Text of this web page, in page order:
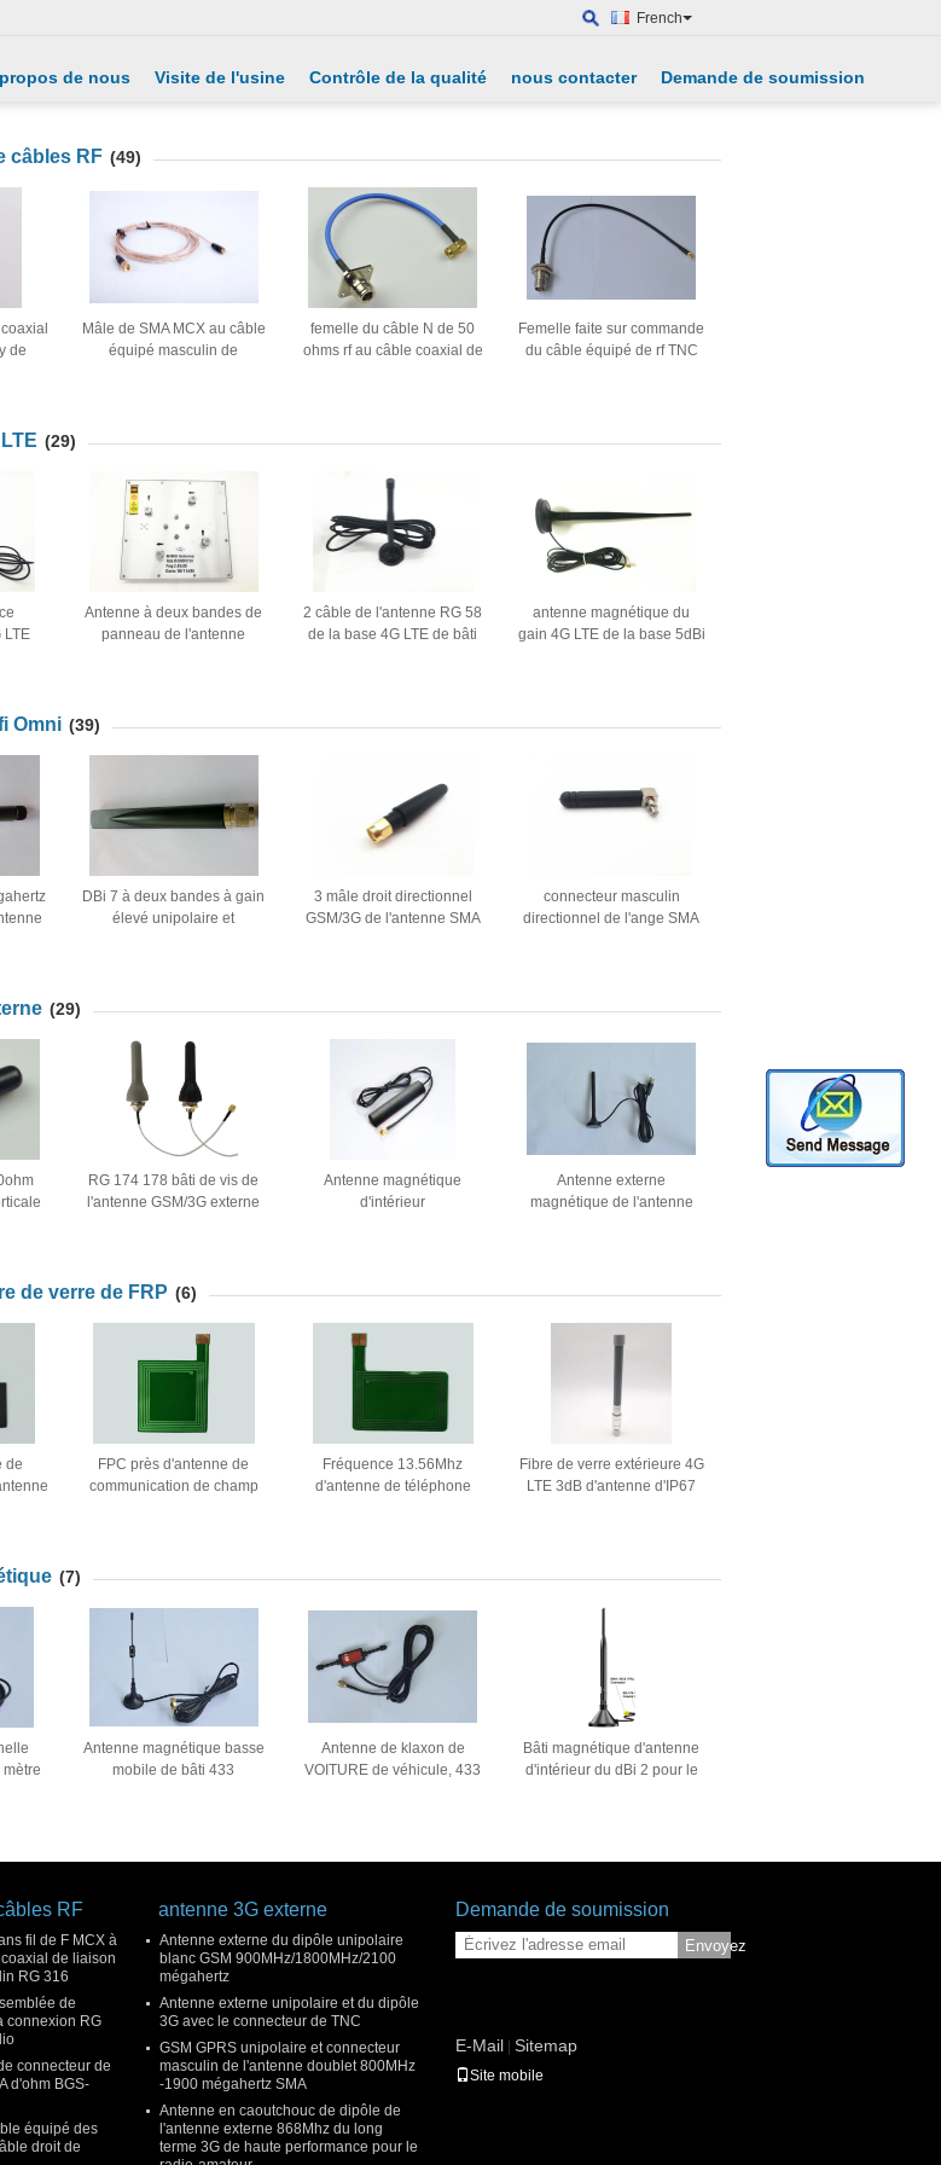
French
de nous Visite de l'usine Contrôle de la qualité nous contacter Demande de soumission
câbles RF (49)
de
Mâle de SMA MCX au câble
équipé masculin de
femelle du câble N de 50
ohms rf au câble coaxial de
Femelle faite sur commande
du câble équipé de rf TNC
(29)
LTE
Antenne à deux bandes de
panneau de l'antenne
2 câble de l'antenne RG 58
de la base 4G LTE de bâti
antenne magnétique du
gain 4G LTE de la base 5dBi
Omni (39)
DBi 7 à deux bandes à gain
élevé unipolaire et
3 mâle droit directionnel
GSM/3G de l'antenne SMA
connecteur masculin
directionnel de l'ange SMA
(29)
RG 174 178 bâti de vis de
l'antenne GSM/3G externe
Antenne magnétique
d'intérieur
Antenne externe
magnétique de l'antenne
de verre de FRP (6)
de
FPC près d'antenne de
communication de champ
Fréquence 13.56Mhz
d'antenne de téléphone
Fibre de verre extérieure 4G
LTE 3dB d'antenne d'IP67
(7)
Antenne magnétique basse
mobile de bâti 433
Antenne de klaxon de
VOITURE de véhicule, 433
Bâti magnétique d'antenne
d'intérieur du dBi 2 pour le
RF
fil de F MCX à
de liaison
RG 316
de
connexion RG
connecteur de
d'ohm BGS-
équipé des
droit de
antenne 3G externe
Antenne externe du dipôle unipolaire
blanc GSM 900MHz/1800MHz/2100
mégahertz
Antenne externe unipolaire et du dipôle
3G avec le connecteur de TNC
GSM GPRS unipolaire et connecteur
masculin de l'antenne doublet 800MHz
-1900 mégahertz SMA
Antenne en caoutchouc de dipôle de
l'antenne externe 868Mhz du long
terme 3G de haute performance pour le
Demande de soumission
Envoyez
E-Mail Sitemap
Site mobile